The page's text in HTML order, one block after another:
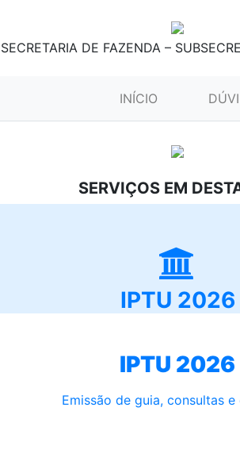
SECRETARIA DE FAZENDA –
INÍCIO (CURRENT)
SERVIÇOS EM
IPTU 2026
IPTU 2026
Emissão de guia, consultas